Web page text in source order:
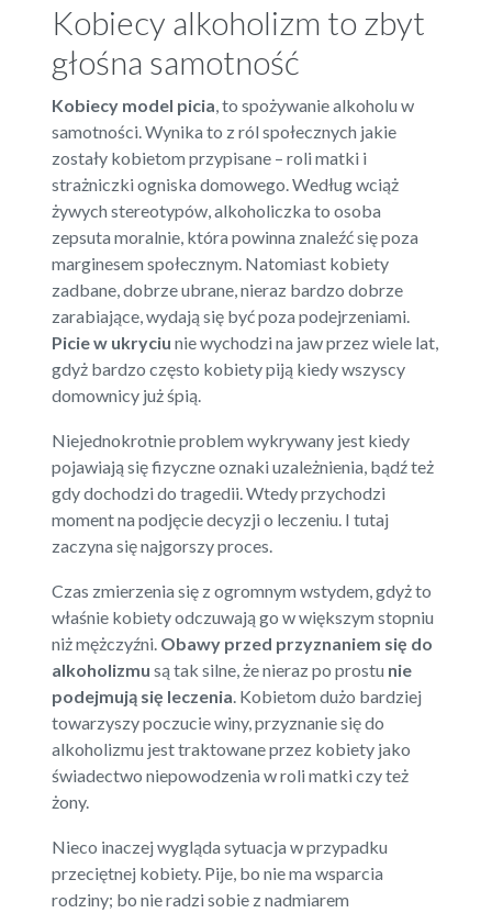
Kobiecy alkoholizm to zbyt
głośna samotność
Kobiecy model picia, to spożywanie alkoholu w
samotności. Wynika to z ról społecznych jakie
zostały kobietom przypisane – roli matki i
strażniczki ogniska domowego. Według wciąż
żywych stereotypów, alkoholiczka to osoba
zepsuta moralnie, która powinna znaleźć się poza
marginesem społecznym. Natomiast kobiety
zadbane, dobrze ubrane, nieraz bardzo dobrze
zarabiające, wydają się być poza podejrzeniami.
Picie w ukryciu nie wychodzi na jaw przez wiele lat,
gdyż bardzo często kobiety piją kiedy wszyscy
domownicy już śpią.
Niejednokrotnie problem wykrywany jest kiedy
pojawiają się fizyczne oznaki uzależnienia, bądź też
gdy dochodzi do tragedii. Wtedy przychodzi
moment na podjęcie decyzji o leczeniu. I tutaj
zaczyna się najgorszy proces.
Czas zmierzenia się z ogromnym wstydem, gdyż to
właśnie kobiety odczuwają go w większym stopniu
niż mężczyźni. Obawy przed przyznaniem się do
alkoholizmu są tak silne, że nieraz po prostu nie
podejmują się leczenia. Kobietom dużo bardziej
towarzyszy poczucie winy, przyznanie się do
alkoholizmu jest traktowane przez kobiety jako
świadectwo niepowodzenia w roli matki czy też
żony.
Nieco inaczej wygląda sytuacja w przypadku
przeciętnej kobiety. Pije, bo nie ma wsparcia
rodziny; bo nie radzi sobie z nadmiarem